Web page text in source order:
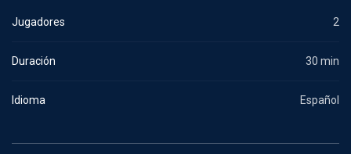
Jugadores 2
Duración 30 min
Idioma Español